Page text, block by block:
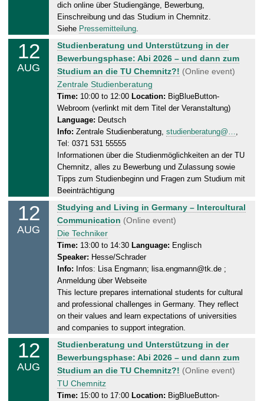
,
1
.
0
8
.
2
0
2
6
dich online über Studiengänge, Bewerbung,
Einschreibung und das Studium in Chemnitz.
Siehe Pressemitteilung.
12
AUG
W
e
d
n
e
s
d
a
y
1
2
0
8
.
2
0
2
6
Studienberatung und Unterstützung in der
Bewerbungsphase: Abi 2026 – und dann zum
Studium an die TU Chemnitz?! (Online event)
Zentrale Studienberatung
Time: 10:00 to 12:00 Location: BigBlueButton-
Webroom (verlinkt mit dem Titel der Veranstaltung)
Language: Deutsch
Info: Zentrale Studienberatung, studienberatung@…,
Tel: 0371 531 55555
Informationen über die Studienmöglichkeiten an der TU
Chemnitz, alles zu Bewerbung und Zulassung sowie
Tipps zum Studienbeginn und Fragen zum Studium mit
Beeinträchtigung
12
AUG
W
e
d
n
e
s
d
a
2
.
0
8
Studying and Living in Germany – Intercultural
Communication (Online event)
Die Techniker
Time: 13:00 to 14:30 Language: Englisch
Speaker: Hesse/Schrader
Info: Infos: Lisa Engmann; lisa.engmann@tk.de ;
Anmeldung über Webseite
This lecture prepares international students for cultural
and professional challenges in Germany. They reflect
on their values and learn expectations of universities
and companies to support integration.
12
AUG
W
e
d
n
e
Studienberatung und Unterstützung in der
Bewerbungsphase: Abi 2026 – und dann zum
Studium an die TU Chemnitz?! (Online event)
TU Chemnitz
Time: 15:00 to 17:00 Location: BigBlueButton-